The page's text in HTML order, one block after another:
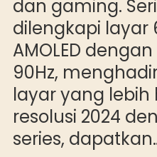
dan gaming.
dilengkapi layar
AMOLED
90Hz,
layar yang lebih
resolusi 2024
series,